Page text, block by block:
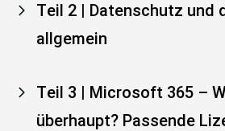
Teil 2 | Datenschutz und
allgemein
Teil 3 | Microsoft 365 –
überhaupt? Passende